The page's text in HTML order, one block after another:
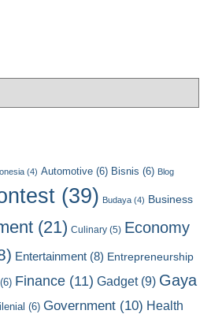
(4) Automotive (6) Bisnis (6) Blog
(39) Budaya (4) Business
(21) Culinary (5) Economy
Entertainment (8) Entrepreneurship
(6) Finance (11) Gadget(9) Gaya
(6) Government (10) Health